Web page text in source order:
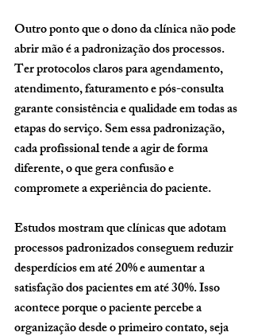
Outro ponto que o dono da clínica não pode
abrir mão é a padronização dos processos.
Ter protocolos claros para agendamento,
atendimento, faturamento e pós-consulta
garante consistência e qualidade em todas as
etapas do serviço. Sem essa padronização,
cada profissional tende a agir de forma
diferente, o que gera confusão e
compromete a experiência do paciente.
Estudos mostram que clínicas que adotam
processos padronizados conseguem reduzir
desperdícios em até 20% e aumentar a
satisfação dos pacientes em até 30%. Isso
acontece porque o paciente percebe a
organização desde o primeiro contato, seja